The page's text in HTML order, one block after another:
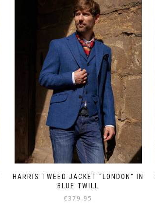
HARRIS TWEED JACKET “LONDON” IN
BLUE TWILL
€379.95